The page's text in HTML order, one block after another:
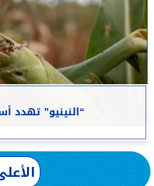
“النينيو” تهدد